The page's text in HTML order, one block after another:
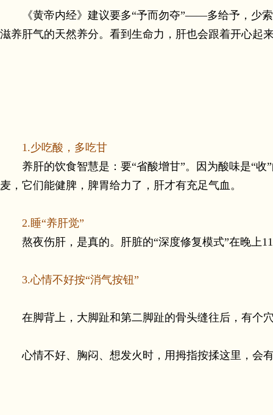
《黄帝内经》建议要多“予而勿夺”——多给予，少索
滋养肝气的天然养分。看到生命力，肝也会跟着开心起
1.少吃酸，多吃甘
养肝的饮食智慧是：要“省酸增甘”。因为酸味是“收
麦，它们能健脾，脾胃给力了，肝才有充足气血。
2.睡“养肝觉”
熬夜伤肝，是真的。肝脏的“深度修复模式”在晚上11
3.心情不好按“消气按钮”
在脚背上，大脚趾和第二脚趾的骨头缝往后，有个
心情不好、胸闷、想发火时，用拇指按揉这里，会有